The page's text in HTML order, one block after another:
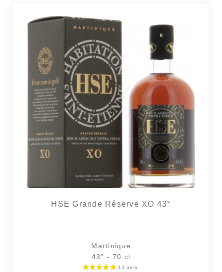
HSE Grande Réserve XO 43°
Martinique
43° - 70 cl